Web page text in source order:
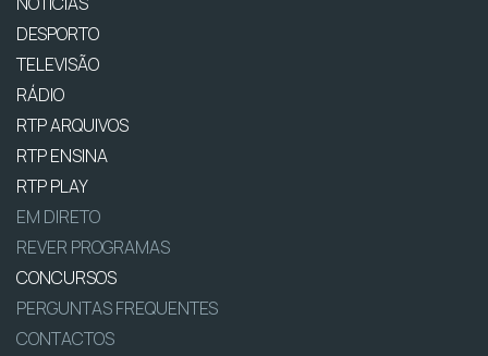
DESPORTO
TELEVISÃO
RÁDIO
RTP ARQUIVOS
RTP ENSINA
RTP PLAY
EM DIRETO
REVER PROGRAMAS
CONCURSOS
PERGUNTAS FREQUENTES
CONTACTOS